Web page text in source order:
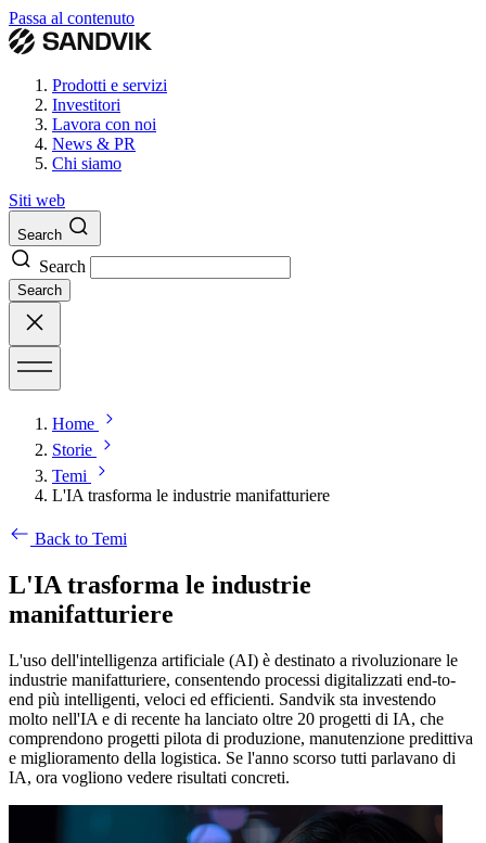
Passa al contenuto
Prodotti e servizi
Investitori
Lavora con noi
News & PR
Chi siamo
Siti web
Search
Search
Search
Home
Storie
Temi
L'IA trasforma le industrie manifatturiere
Back to Temi
L'IA trasforma le industrie
manifatturiere
L'uso dell'intelligenza artificiale (AI) è destinato a rivoluzionare le
industrie manifatturiere, consentendo processi digitalizzati end-to-
end più intelligenti, veloci ed efficienti. Sandvik sta investendo
molto nell'IA e di recente ha lanciato oltre 20 progetti di IA, che
comprendono progetti pilota di produzione, manutenzione predittiva
e miglioramento della logistica. Se l'anno scorso tutti parlavano di
IA, ora vogliono vedere risultati concreti.